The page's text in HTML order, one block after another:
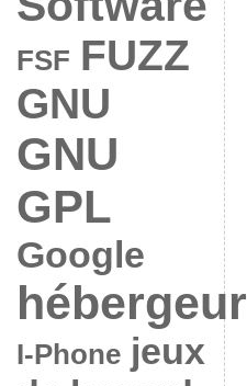
FSF FUZZ
GNU
GNU
GPL
Google
hébergeur
I-Phone jeux